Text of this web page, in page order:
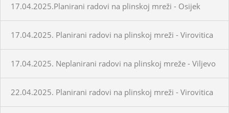
17.04.2025.Planirani radovi na plinskoj mreži - Osijek
17.04.2025. Planirani radovi na plinskoj mreži - Virovitica
17.04.2025. Neplanirani radovi na plinskoj mreže - Viljevo
22.04.2025. Planirani radovi na plinskoj mreži - Virovitica